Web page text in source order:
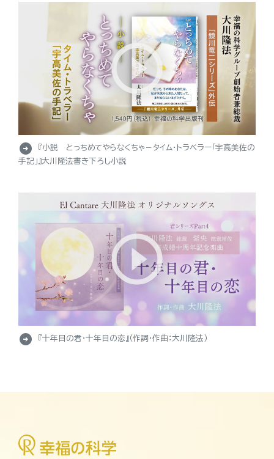
arrow_circle_right
『小説 とっちめてやらなくちゃ－タイム・トラベラー「宇高美佐の
手記」』大川隆法書き下ろし小説
arrow_circle_right 『十年目の君・十年目の恋』（作詞・作曲：大川隆法）